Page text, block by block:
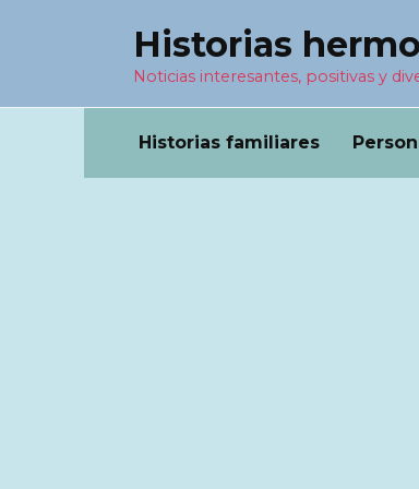
Historias
Noticias interesantes, positivas y
Historias familiares